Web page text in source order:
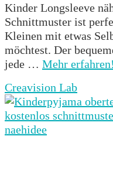
Kinder Longsleeve
Schnittmuster ist
Kleinen mit etwas
möchtest. Der
jede … Mehr erfahren!
Creavision Lab